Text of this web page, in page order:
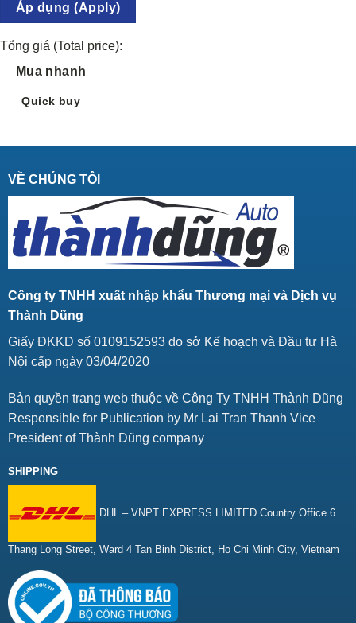
Áp dụng (Apply)
Tổng giá (Total price):
Mua nhanh
Quick buy
VỀ CHÚNG TÔI
Công ty TNHH xuất nhập khẩu Thương mại và Dịch vụ
Thành Dũng
Giấy ĐKKD số 0109152593 do sở Kế hoạch và Đầu tư Hà
Nội cấp ngày 03/04/2020
Bản quyền trang web thuộc về Công Ty TNHH Thành Dũng
Responsible for Publication by Mr Lai Tran Thanh Vice
President of Thành Dũng company
SHIPPING
DHL – VNPT EXPRESS LIMITED Country Office 6
Thang Long Street, Ward 4 Tan Binh District, Ho Chi Minh City, Vietnam